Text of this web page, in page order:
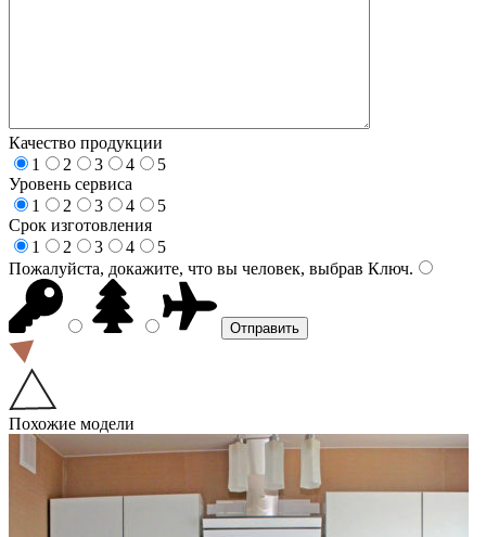
Качество продукции
1
2 3 4
5
Уровень сервиса
1
2 3 4
5
Срок изготовления
1
2 3 4
5
Пожалуйста, докажите, что вы человек, выбрав Ключ.
Похожие модели